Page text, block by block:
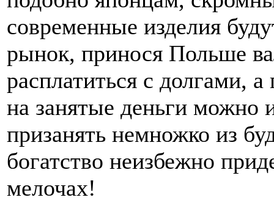
современные изделия
рынок, принося Польше
расплатиться с долгами,
на занятые деньги можно
призанять немножко из
богатство неизбежно
мелочах!